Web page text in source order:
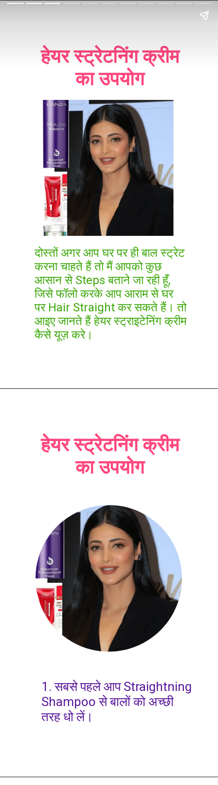
हेयर स्ट्रेटनिंग क्रीम
का उपयोग
दोस्तों अगर आप घर पर ही बाल स्ट्रेट
करना चाहते हैं तो मैं आपको कुछ
आसान से Steps बताने जा रही हूँ,
जिसे फॉलो करके आप आराम से घर
पर Hair Straight कर सकते हैं। तो
आइए जानते हैं हेयर स्ट्राइटेनिंग क्रीम
कैसे यूज़ करे।
हेयर स्ट्रेटनिंग क्रीम
का उपयोग
1. सबसे पहले आप Straightning
Shampoo से बालों को अच्छी
तरह धो लें।